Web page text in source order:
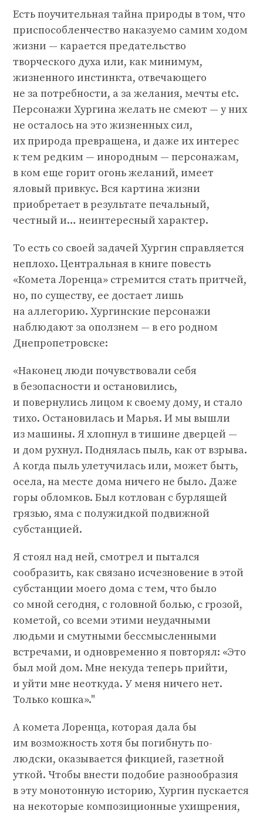
Есть поучительная тайна природы в том, что
приспособленчество наказуемо самим ходом
жизни — карается предательство
творческого духа или, как минимум,
жизненного инстинкта, отвечающего
не за потребности, а за желания, мечты еtс.
Персонажи Хургина желать не смеют — у них
не осталось на это жизненных сил,
их природа превращена, и даже их интерес
к тем редким — инородным — персонажам,
в ком еще горит огонь желаний, имеет
яловый привкус. Вся картина жизни
приобретает в результате печальный,
честный и… неинтересный характер.
То есть со своей задачей Хургин справляется
неплохо. Центральная в книге повесть
«Комета Лоренца» стремится стать притчей,
но, по существу, ее достает лишь
на аллегорию. Хургинские персонажи
наблюдают за оползнем — в его родном
Днепропетровске:
«Наконец люди почувствовали себя
в безопасности и остановились,
и повернулись лицом к своему дому, и стало
тихо. Остановилась и Марья. И мы вышли
из машины. Я хлопнул в тишине дверцей —
и дом рухнул. Поднялась пыль, как от взрыва.
А когда пыль улетучилась или, может быть,
осела, на месте дома ничего не было. Даже
горы обломков. Был котлован с бурлящей
грязью, яма с полужидкой подвижной
субстанцией.
Я стоял над ней, смотрел и пытался
сообразить, как связано исчезновение в этой
субстанции моего дома с тем, что было
со мной сегодня, с головной болью, с грозой,
кометой, со всеми этими неудачными
людьми и смутными бессмысленными
встречами, и одновременно я повторял: «Это
был мой дом. Мне некуда теперь прийти,
и уйти мне неоткуда. У меня ничего нет.
Только кошка»."
А комета Лоренца, которая дала бы
им возможность хотя бы погибнуть по-
людски, оказывается фикцией, газетной
уткой. Чтобы внести подобие разнообразия
в эту монотонную историю, Хургин пускается
на некоторые композиционные ухищрения,